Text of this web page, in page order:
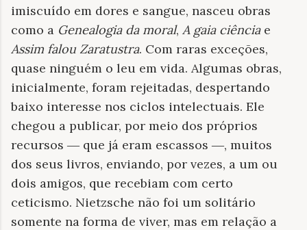
imiscuído em dores e sangue, nasceu obras
como a Genealogia da moral, A gaia ciênciae
Assim falou Zaratustra. Com raras exceções,
quase ninguém o leu em vida. Algumas obras,
inicialmente, foram rejeitadas, despertando
baixo interesse nos ciclos intelectuais. Ele
chegou a publicar, por meio dos próprios
recursos — que já eram escassos —, muitos
dos seus livros, enviando, por vezes, a um ou
dois amigos, que recebiam com certo
ceticismo. Nietzsche não foi um solitário
somente na forma de viver, mas em relação a